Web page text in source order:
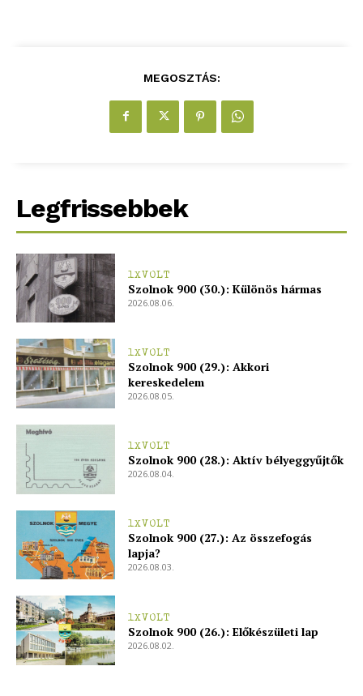
MEGOSZTÁS:
Legfrissebbek
1XVOLT
Szolnok 900 (30.): Különös hármas
2026.08.06.
1XVOLT
Szolnok 900 (29.): Akkori
kereskedelem
2026.08.05.
1XVOLT
Szolnok 900 (28.): Aktív bélyeggyűjtők
2026.08.04.
1XVOLT
Szolnok 900 (27.): Az összefogás
lapja?
2026.08.03.
1XVOLT
Szolnok 900 (26.): Előkészületi lap
2026.08.02.